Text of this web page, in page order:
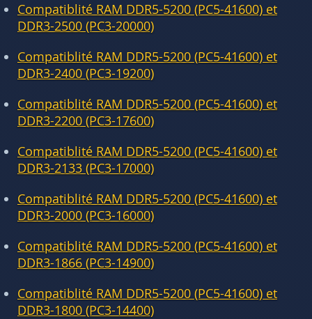
Compatiblité RAM DDR5-5200 (PC5-41600) et
DDR3-2500 (PC3-20000)
Compatiblité RAM DDR5-5200 (PC5-41600) et
DDR3-2400 (PC3-19200)
Compatiblité RAM DDR5-5200 (PC5-41600) et
DDR3-2200 (PC3-17600)
Compatiblité RAM DDR5-5200 (PC5-41600) et
DDR3-2133 (PC3-17000)
Compatiblité RAM DDR5-5200 (PC5-41600) et
DDR3-2000 (PC3-16000)
Compatiblité RAM DDR5-5200 (PC5-41600) et
DDR3-1866 (PC3-14900)
Compatiblité RAM DDR5-5200 (PC5-41600) et
DDR3-1800 (PC3-14400)